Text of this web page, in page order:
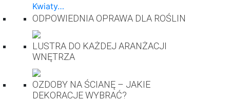
Kwiaty…
ODPOWIEDNIA OPRAWA DLA ROŚLIN
LUSTRA DO KAŻDEJ ARANŻACJI
WNĘTRZA
OZDOBY NA ŚCIANĘ – JAKIE
DEKORACJE WYBRAĆ?